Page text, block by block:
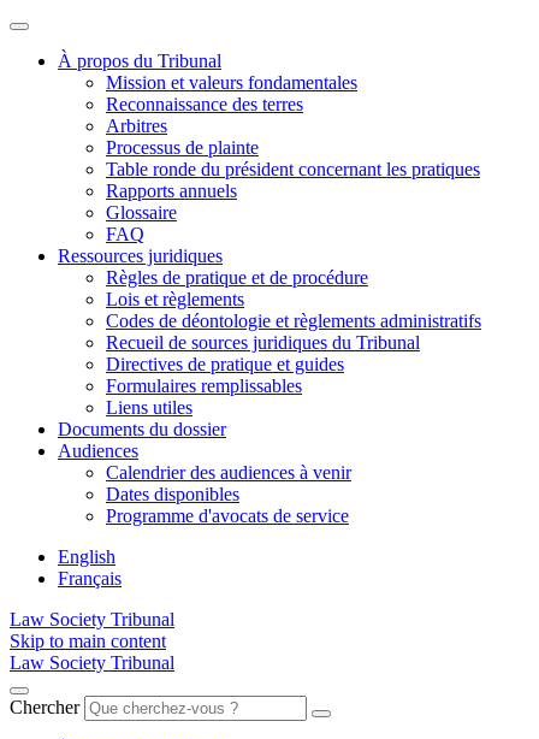
À propos du Tribunal
Mission et valeurs fondamentales
Reconnaissance des terres
Arbitres
Processus de plainte
Table ronde du président concernant les pratiques
Rapports annuels
Glossaire
FAQ
Ressources juridiques
Règles de pratique et de procédure
Lois et règlements
Codes de déontologie et règlements administratifs
Recueil de sources juridiques du Tribunal
Directives de pratique et guides
Formulaires remplissables
Liens utiles
Documents du dossier
Audiences
Calendrier des audiences à venir
Dates disponibles
Programme d'avocats de service
English
Français
Law Society Tribunal
Skip to main content
Law Society Tribunal
Chercher